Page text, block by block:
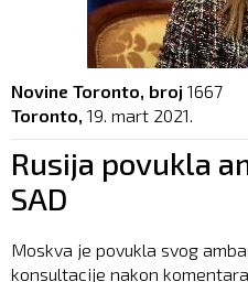
Novine Toronto, broj 1667
Toronto, 19. mart 2021.
Rusija povukla
SAD
Moskva je povukla svog
konsultacije nakon